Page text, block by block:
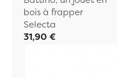
bois à frapper
Selecta
31,90 €